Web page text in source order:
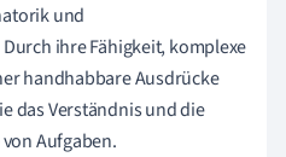
und
ihre Fähigkeit, komplexe
handhabbare Ausdrücke
das Verständnis und die
Aufgaben.